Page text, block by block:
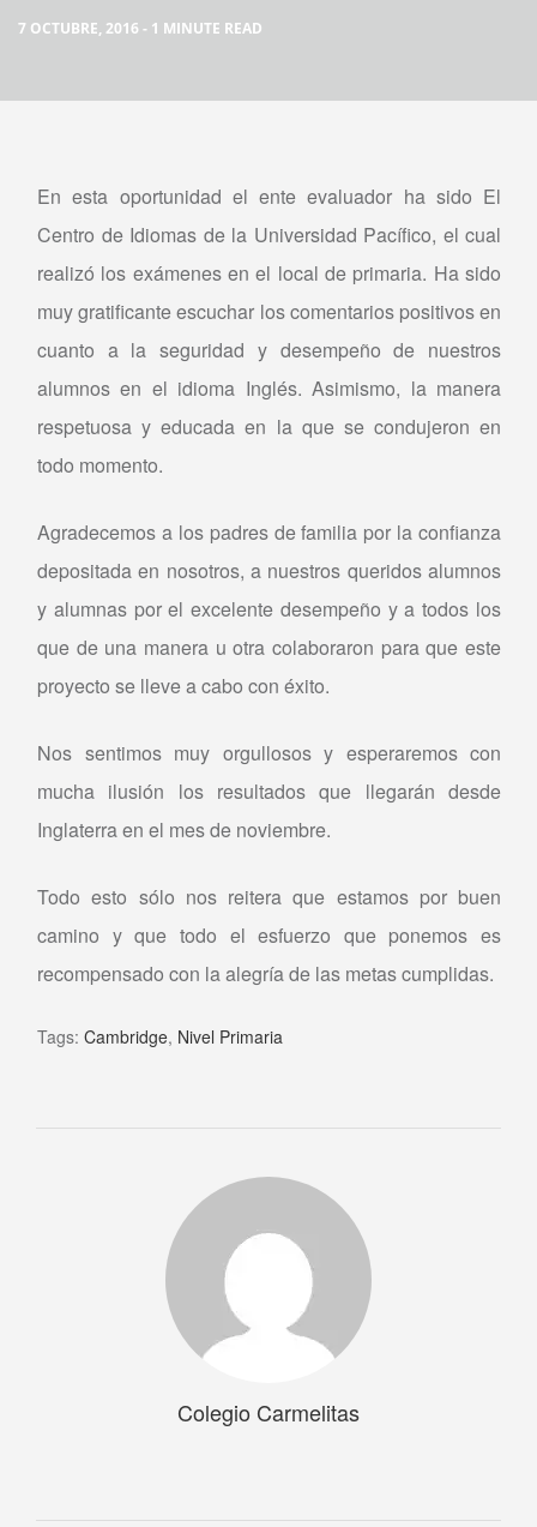
7 OCTUBRE, 2016 - 1 MINUTE READ
En esta oportunidad el ente evaluador ha sido El
Centro de Idiomas de la Universidad Pacífico, el cual
realizó los exámenes en el local de primaria. Ha sido
muy gratificante escuchar los comentarios positivos en
cuanto a la seguridad y desempeño de nuestros
alumnos en el idioma Inglés. Asimismo, la manera
respetuosa y educada en la que se condujeron en
todo momento.
Agradecemos a los padres de familia por la confianza
depositada en nosotros, a nuestros queridos alumnos
y alumnas por el excelente desempeño y a todos los
que de una manera u otra colaboraron para que este
proyecto se lleve a cabo con éxito.
Nos sentimos muy orgullosos y esperaremos con
mucha ilusión los resultados que llegarán desde
Inglaterra en el mes de noviembre.
Todo esto sólo nos reitera que estamos por buen
camino y que todo el esfuerzo que ponemos es
recompensado con la alegría de las metas cumplidas.
Tags: Cambridge, Nivel Primaria
Colegio Carmelitas